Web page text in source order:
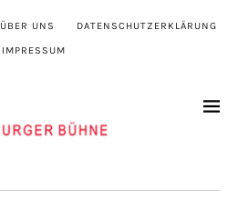
ÜBER UNS DATENSCHUTZERKLÄRUNG
IMPRESSUM